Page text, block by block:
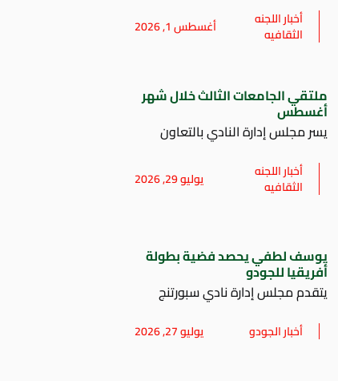
أخبار اللجنه
الثقافيه أغسطس 1, 2026
ملتقي الجامعات الثالث خلال شهر
أغسطس
يسر مجلس إدارة النادي بالتعاون
أخبار اللجنه
الثقافيه يوليو 29, 2026
يوسف لطفي يحصد فضية بطولة
أفريقيا للجودو
يتقدم مجلس إدارة نادي سبورتنج
أخبار الجودو يوليو 27, 2026